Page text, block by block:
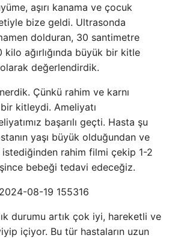
aşırı kanama ve çocuk
bize geldi. Ultrasonda
dolduran, 30 santimetre
ağırlığında büyük bir kitle
değerlendirdik.
Çünkü rahim ve karnı
kitleydi. Ameliyatı
başarılı geçti. Hasta şu
yaşı büyük olduğundan ve
rahim filmi çekip 1-2
bebeği tedavi edeceğiz.
durumu artık çok iyi, hareketli ve
içiyor. Bu tür hastaların uzun